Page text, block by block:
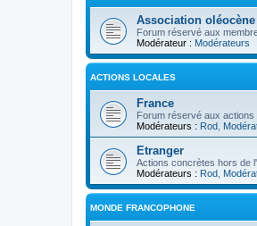
Association oléocène
Forum réservé aux
Modérateur : Modérateurs
ACTIONS LOCALES
France
Forum réservé aux
Modérateurs : Rod
Etranger
Actions concrètes hors de
Modérateurs : Rod
MONDE FRANCOPHONE